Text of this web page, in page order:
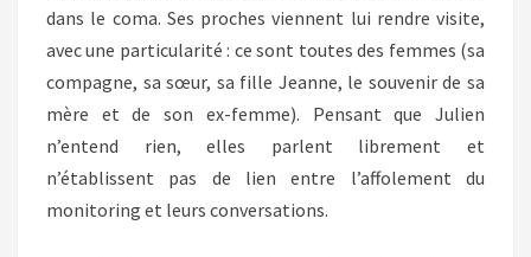
dans le coma. Ses proches viennent lui rendre visite,
avec une particularité : ce sont toutes des femmes (sa
compagne, sa sœur, sa fille Jeanne, le souvenir de sa
mère et de son ex-femme). Pensant que Julien
n’entend rien, elles parlent librement et
n’établissent pas de lien entre l’affolement du
monitoring et leurs conversations.